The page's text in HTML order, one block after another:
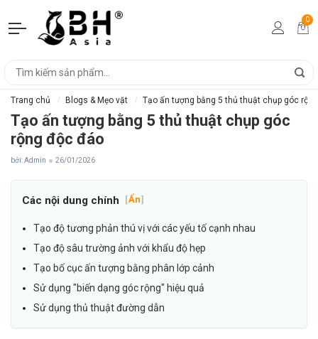
0
Trang chủ Blogs & Mẹo vặt Tạo ấn tượng bằng 5 thủ thuật chụp góc
Tạo ấn tượng bằng 5 thủ thuật chụp góc
rộng độc đáo
bởi: Admin 26/01/2026
Các nội dung chính [Ẩn]
Tạo độ tương phản thú vị với các yếu tố cạnh nhau
Tạo độ sâu trường ảnh với khẩu độ hẹp
Tạo bố cục ấn tượng bằng phân lớp cảnh
Sử dụng "biến dạng góc rộng" hiệu quả
Sử dụng thủ thuật đường dẫn